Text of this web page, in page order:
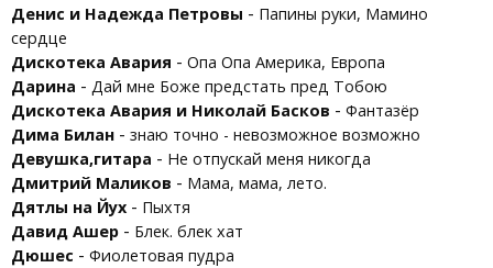
Денис и Надежда Петровы - Папины руки, Мамино
сердце
Дискотека Авария - Опа Опа Америка, Европа
Дарина - Дай мне Боже предстать пред Тобою
Дискотека Авария и Николай Басков - Фантазёр
Дима Билан - знаю точно - невозможное возможно
Девушка,гитара - Не отпускай меня никогда
Дмитрий Маликов - Мама, мама, лето.
Дятлы на Йух - Пыхтя
Давид Ашер - Блек. блек хат
Дюшес - Фиолетовая пудра